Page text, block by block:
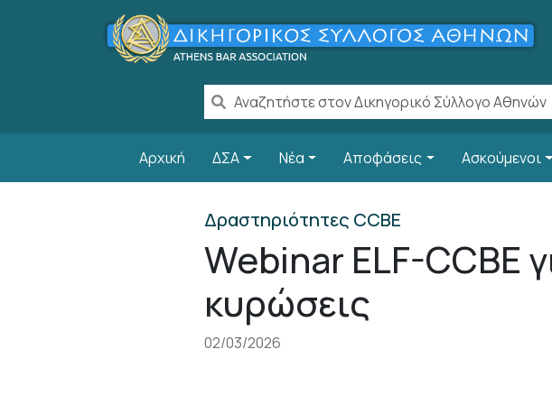
Παράκαμψη προς το κυρίως περιεχόμενο
Αρχική ΔΣΑ Νέα Αποφάσεις Ασκούμενοι
Δραστηριότητες CCBE
Webinar ELF-CCBE
κυρώσεις
02/03/2026